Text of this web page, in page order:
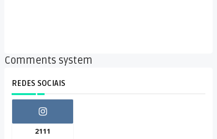
Comments system
REDES SOCIAIS
2111